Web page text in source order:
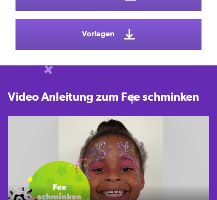
Vorlagen
Video Anleitung zum Fee schminken